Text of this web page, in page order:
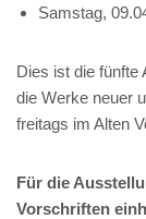
Samstag,
Dies ist die fünfte
die Werke neuer
freitags im Alten
Für die
Vorschriften